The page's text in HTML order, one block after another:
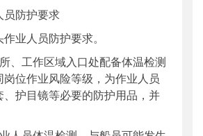
员防护要求
作业人员防护要求。
、工作区域入口处配备体温检测
位作业风险等级，为作业人员
护目镜等必要的防护用品，并